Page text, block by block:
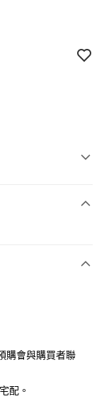
購會與購買者聯
配。